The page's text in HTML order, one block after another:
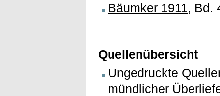
Bäumker 1911 , Bd.
Quellenübersicht
Ungedruckte
mündlicher